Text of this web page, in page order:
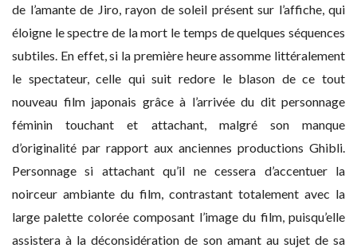
de l’amante de Jiro, rayon de soleil présent sur l’affiche, qui
éloigne le spectre de la mort le temps de quelques séquences
subtiles. En effet, si la première heure assomme littéralement
le spectateur, celle qui suit redore le blason de ce tout
nouveau film japonais grâce à l’arrivée du dit personnage
féminin touchant et attachant, malgré son manque
d’originalité par rapport aux anciennes productions Ghibli.
Personnage si attachant qu’il ne cessera d’accentuer la
noirceur ambiante du film, contrastant totalement avec la
large palette colorée composant l’image du film, puisqu’elle
assistera à la déconsidération de son amant au sujet de sa